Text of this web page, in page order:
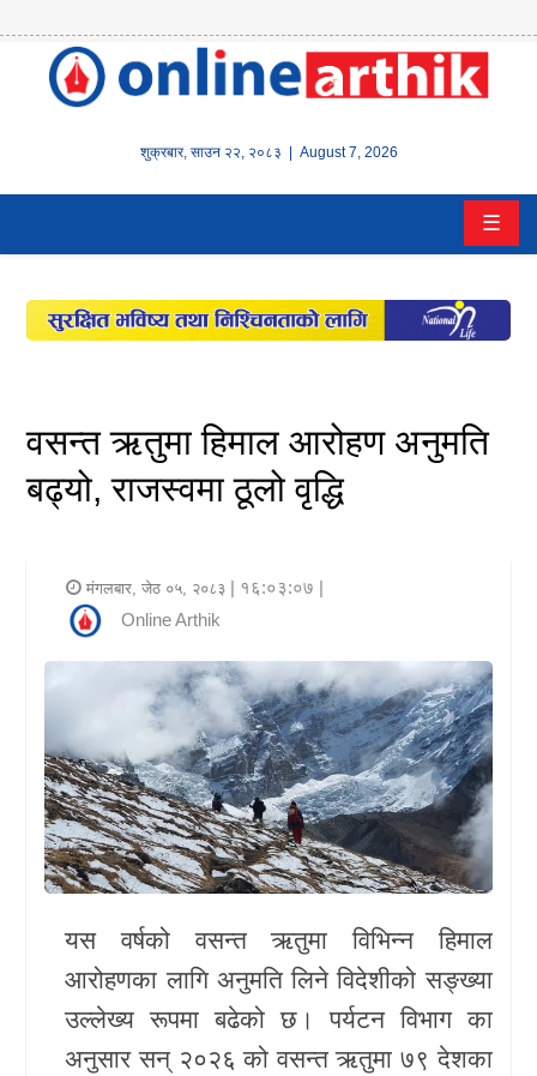
शुक्रबार, साउन २२, २०८३ | August 7, 2026
होम
वित्त
इन्स्योरेन्स
अटो
राजनीति
अन्य
समाचार
सूचना
प्रविधि
शिक्षा
स्वास्थ्य
☰
वसन्त ऋतुमा हिमाल आरोहण अनुमति
बढ्यो, राजस्वमा ठूलो वृद्धि
मंगलबार, जेठ ०५, २०८३ | १६:०३:०७ |
Online Arthik
यस वर्षको वसन्त ऋतुमा विभिन्न हिमाल
आरोहणका लागि अनुमति लिने विदेशीको सङ्ख्या
उल्लेख्य रूपमा बढेको छ।पर्यटन विभागका
अनुसार सन् २०२६ को वसन्त ऋतुमा ७९ देशका